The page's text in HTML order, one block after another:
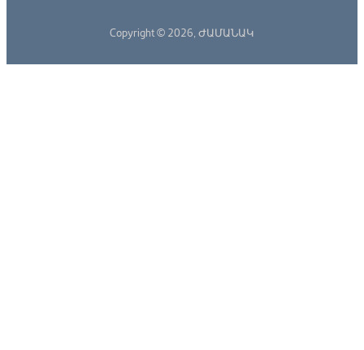
Copyright © 2026, ԺԱՄԱՆԱԿ